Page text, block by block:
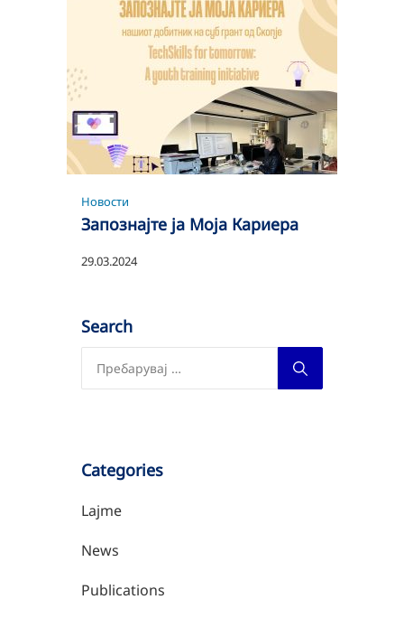
Новости
Запознајте ја Моја Кариера
29.03.2024
Search
Categories
Lajme
News
Publications